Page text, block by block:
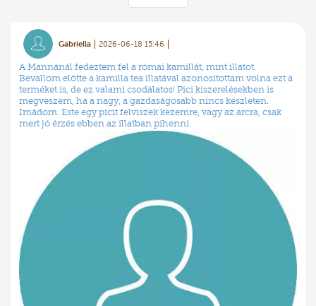
Gabriella 2026-06-18 15:46
A Mannánál fedeztem fel a római kamillát, mint illatot.
Bevallom előtte a kamilla tea illatával azonosítottam volna ezt a
terméket is, de ez valami csodálatos! Pici kiszerelésekben is
megveszem, ha a nagy, a gazdaságosabb nincs készleten.
Imádom. Este egy picit felviszek kezemre, vagy az arcra, csak
mert jó érzés ebben az illatban pihenni.